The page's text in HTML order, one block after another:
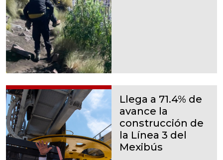
Llega a 71.4% de
avance la
construcción de
la Línea 3 del
Mexibús